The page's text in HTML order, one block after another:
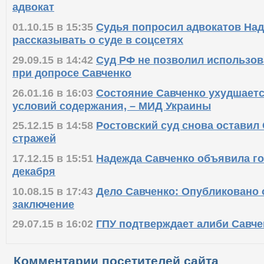
адвокат
01.10.15 в 15:35 Судья попросил адвокатов
рассказывать о суде в соцсетях
29.09.15 в 14:42 Суд РФ не позволил
при допросе Савченко
26.01.16 в 16:03 Состояние Савченко
условий содержания, – МИД Украины
25.12.15 в 14:58 Ростовский суд снова оставил
стражей
17.12.15 в 15:51 Надежда Савченко объявила
декабря
10.08.15 в 17:43 Дело Савченко: Опубликовано
заключение
29.07.15 в 16:02 ГПУ подтверждает алиби